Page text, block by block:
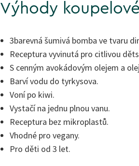
Výhody
3barevná šumivá bomba ve tvaru
Receptura vyvinutá pro citlivou
S cenným avokádovým olejem a
Barví vodu do tyrkysova.
Voní po kiwi.
Vystačí na jednu plnou vanu.
Receptura bez mikroplastů.
Vhodné pro vegany.
Pro děti od 3 let.